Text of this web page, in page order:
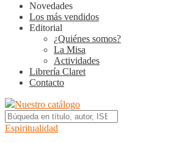
Novedades
Los más vendidos
Editorial
¿Quiénes somos?
La Misa
Actividades
Librería Claret
Contacto
Nuestro catálogo
Espiritualidad